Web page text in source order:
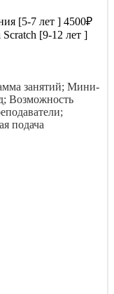
[5-7 лет ] 4500₽
[9-12 лет ]
занятий; Мини-
Возможность
подача